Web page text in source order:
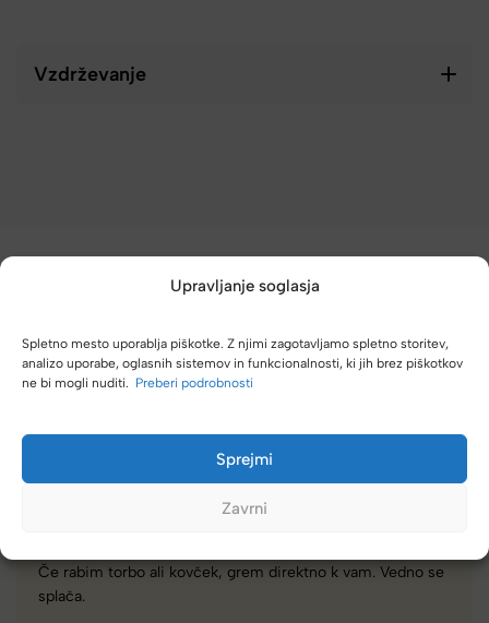
Upravljanje soglasja
Spletno mesto uporablja piškotke. Z njimi zagotavljamo spletno storitev,
analizo uporabe, oglasnih sistemov in funkcionalnosti, ki jih brez piškotkov
ne bi mogli nuditi. Preberi podrobnosti
Sprejmi
Zavrni
Vzdrževanje
(4,8/5)
direktno k vam. Vedno se
Zelo dobra trgovina za torbe